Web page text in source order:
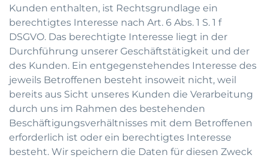
Kunden enthalten, ist Rechtsgrundlage ein
berechtigtes Interesse nach Art. 6 Abs. 1 S. 1 f
DSGVO. Das berechtigte Interesse liegt in der
Durchführung unserer Geschäftstätigkeit und der
des Kunden. Ein entgegenstehendes Interesse des
jeweils Betroffenen besteht insoweit nicht, weil
bereits aus Sicht unseres Kunden die Verarbeitung
durch uns im Rahmen des bestehenden
Beschäftigungsverhältnisses mit dem Betroffenen
erforderlich ist oder ein berechtigtes Interesse
besteht. Wir speichern die Daten für diesen Zweck